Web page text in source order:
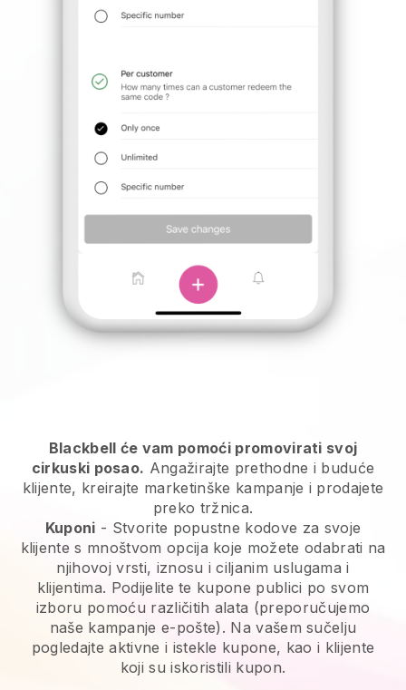
Blackbell će vam pomoći promovirati svoj
cirkuski posao. Angažirajte prethodne i buduće
klijente, kreirajte marketinške kampanje i prodajete
preko tržnica.
Kuponi - Stvorite popustne kodove za svoje
klijente s mnoštvom opcija koje možete odabrati na
njihovoj vrsti, iznosu i ciljanim uslugama i
klijentima. Podijelite te kupone publici po svom
izboru pomoću različitih alata (preporučujemo
naše kampanje e-pošte). Na vašem sučelju
pogledajte aktivne i istekle kupone, kao i klijente
koji su iskoristili kupon.